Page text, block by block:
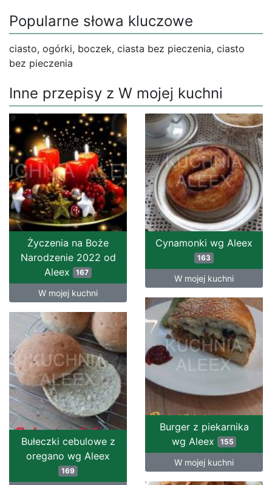
Popularne słowa kluczowe
ciasto, ogórki, boczek, ciasta bez pieczenia, ciasto
bez pieczenia
Inne przepisy z W mojej kuchni
Życzenia na Boże
Narodzenie 2022 od
Aleex 167
W mojej kuchni
Cynamonki wg Aleex
163
W mojej kuchni
Burger z piekarnika
wg Aleex
155
W mojej kuchni
Bułeczki cebulowe z
oregano wg Aleex
169